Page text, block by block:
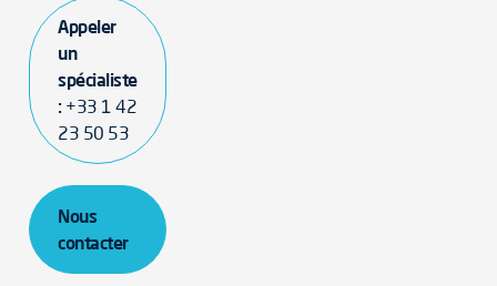
Appeler
un
spécialiste
: +33 1 42
23 50 53
Nous
contacter